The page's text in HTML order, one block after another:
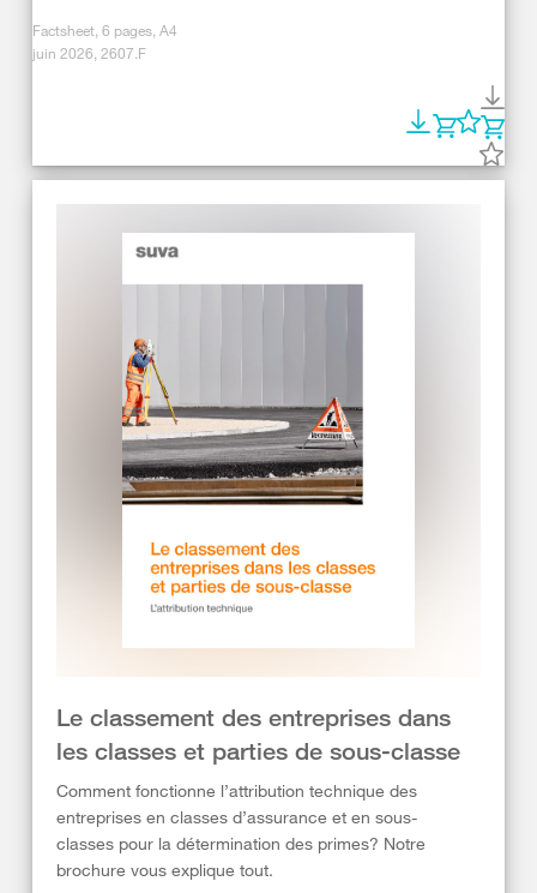
Factsheet, 6 pages, A4
juin 2026, 2607.F
Le classement des entreprises dans
les classes et parties de sous-classe
Comment fonctionne l’attribution technique des
entreprises en classes d’assurance et en sous-
classes pour la détermination des primes? Notre
brochure vous explique tout.